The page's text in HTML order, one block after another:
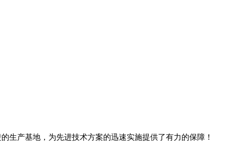
生产基地，为先进技术方案的迅速实施提供了有力的保障！